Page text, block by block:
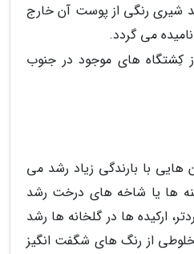
شیری رنگی از پوست آن خارج
می گردد.
کِشتگاه های موجود در جنوب
با بارندگی زیاد رشد می
تنه ها یا شاخه های درخت رشد
ارکیده ها در گلخانه ها رشد
از رنگ های شگفت انگیز